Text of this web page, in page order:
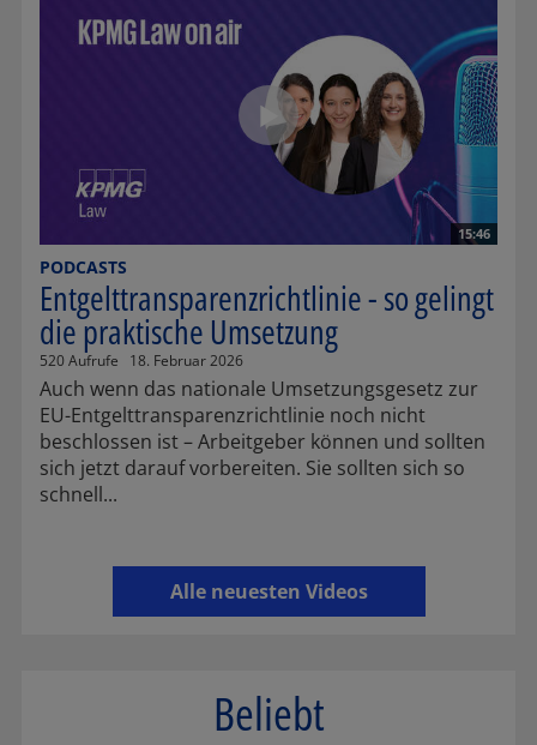
15:46
PODCASTS
Entgelttransparenzrichtlinie - so gelingt
die praktische Umsetzung
520 Aufrufe 18. Februar 2026
Auch wenn das nationale Umsetzungsgesetz zur
EU-Entgelttransparenzrichtlinie noch nicht
beschlossen ist – Arbeitgeber können und sollten
sich jetzt darauf vorbereiten. Sie sollten sich so
schnell...
Alle neuesten Videos
Beliebt